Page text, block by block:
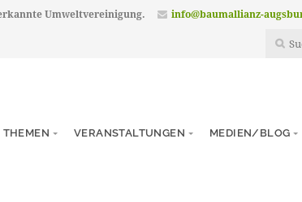
Umweltvereinigung. info@baumallianz-
THEMEN VERANSTALTUNGEN MEDIEN/BLOG